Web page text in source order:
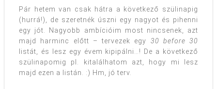
Pár hetem van csak hátra a következő szülinapig
(hurrá!), de szeretnék úszni egy nagyot és pihenni
egy jót. Nagyobb ambícióim most nincsenek, azt
majd harminc előtt – tervezek egy 30 before 30
listát, és lesz egy évem kipipálni…! De a következő
szülinapomig pl. kitalálhatom azt, hogy mi lesz
majd ezen a listán. :) Hm, jó terv.